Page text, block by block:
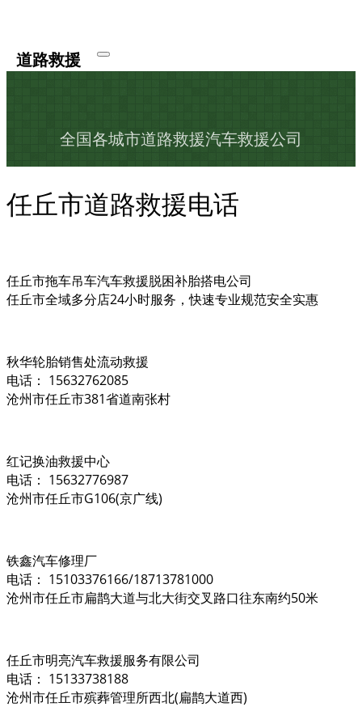
道路救援
全国各城市道路救援汽车救援公司
任丘市道路救援电话
任丘市拖车吊车汽车救援脱困补胎搭电公司
任丘市全域多分店24小时服务，快速专业规范安全实惠
秋华轮胎销售处流动救援
电话： 15632762085
沧州市任丘市381省道南张村
红记换油救援中心
电话： 15632776987
沧州市任丘市G106(京广线)
铁鑫汽车修理厂
电话： 15103376166/18713781000
沧州市任丘市扁鹊大道与北大街交叉路口往东南约50米
任丘市明亮汽车救援服务有限公司
电话： 15133738188
沧州市任丘市殡葬管理所西北(扁鹊大道西)